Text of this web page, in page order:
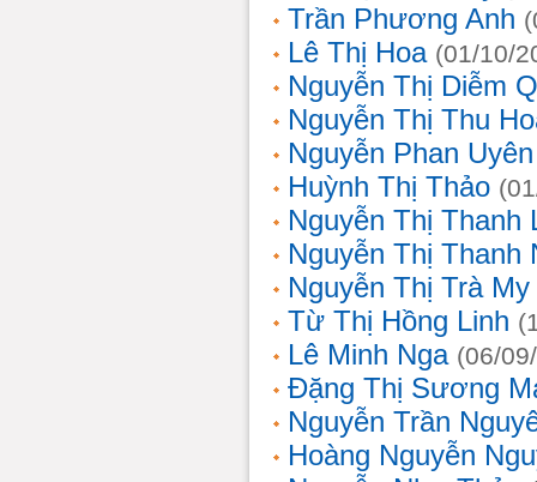
Trần Phương Anh
Lê Thị Hoa (01/10/
Nguyễn Thị Diễm
Nguyễn Thị Thu
Nguyễn Phan
Huỳnh Thị Thảo
Nguyễn Thị Thanh
Nguyễn Thị Thanh
Nguyễn Thị Trà My
Từ Thị Hồng Linh
Lê Minh Nga (06/
Đặng Thị Sương
Nguyễn Trần
Hoàng Nguyễn